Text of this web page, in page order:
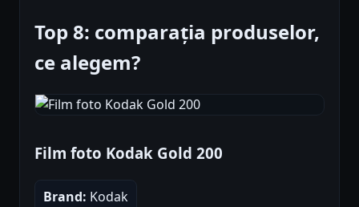
Top 8: comparația produselor,
ce alegem?
Film foto Kodak Gold 200
Brand: Kodak